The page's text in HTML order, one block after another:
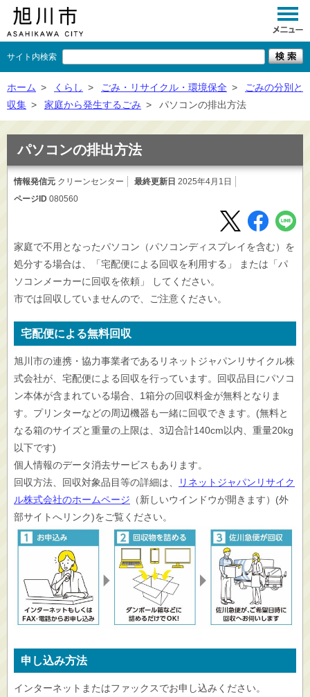
サイト内検索
くらし
事業者向け
× 閉じる
ホーム > くらし > ごみ・リサイクル・環境保全 >
ごみの分別と
収集 > 家庭から発生するごみ > パソコンの排出方法
パソコンの排出方法
情報発信元 クリーンセンター 最終更新日 2025年4月1日
ページID 080560
家庭で不用となったパソコン（パソコンディスプレイを含む）を
処分する場合は、「宅配便による回収を利用する」 または「パ
ソコンメーカーに回収を依頼」 してください。
市では回収していませんので、ご注意ください。
宅配便による無料回収
旭川市の連携・協力事業者であるリネットジャパンリサイクル株
式会社が、宅配便による回収を行っています。回収品目にパソコ
ン本体が含まれている場合、1箱分の回収料金が無料となりま
す。プリンターなどの周辺機器も一緒に回収できます。(無料と
なる箱のサイズと重量の上限は、3辺合計140cm以内、重量20kg
以下です)
個人情報のデータ消去サービスもあります。
回収方法、回収対象品目等の詳細は、
リネットジャパンリサイク
ル株式会社のホームページ （新しいウインドウが開きます）(外
部サイトへリンク)をご覧ください。
申し込み方法
インターネットまたはファックスでお申し込みください。